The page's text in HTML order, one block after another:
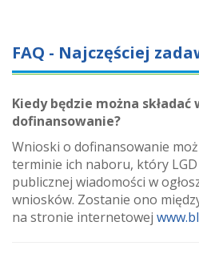
FAQ - Najczęściej
Kiedy będzie można składać
dofinansowanie?
Wnioski o dofinansowanie
terminie ich naboru, który
publicznej wiadomości w
wniosków. Zostanie ono
na stronie internetowej